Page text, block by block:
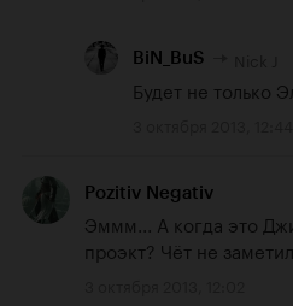
BiN_BuS
Будет не только
Pozitiv Negativ
Эммм... А когда это
проэкт? Чёт не заметил